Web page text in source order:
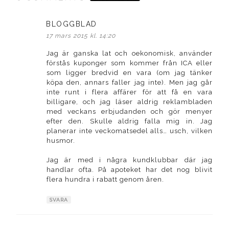
BLOGGBLAD
17 mars 2015 kl. 14:20
Jag är ganska lat och oekonomisk, använder
förstås kuponger som kommer från ICA eller
som ligger bredvid en vara (om jag tänker
köpa den, annars faller jag inte). Men jag går
inte runt i flera affärer för att få en vara
billigare, och jag läser aldrig reklambladen
med veckans erbjudanden och gör menyer
efter den. Skulle aldrig falla mig in. Jag
planerar inte veckomatsedel alls… usch, vilken
husmor.
Jag är med i några kundklubbar där jag
handlar ofta. På apoteket har det nog blivit
flera hundra i rabatt genom åren.
SVARA